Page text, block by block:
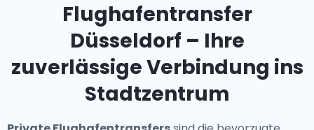
Flughafentransfer
Düsseldorf – Ihre
zuverlässige Verbindung ins
Stadtzentrum